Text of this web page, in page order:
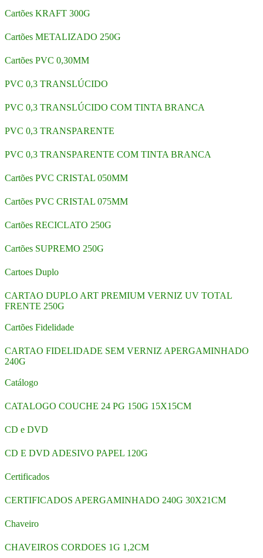
Cartões KRAFT 300G
Cartões METALIZADO 250G
Cartões PVC 0,30MM
PVC 0,3 TRANSLÚCIDO
PVC 0,3 TRANSLÚCIDO COM TINTA BRANCA
PVC 0,3 TRANSPARENTE
PVC 0,3 TRANSPARENTE COM TINTA BRANCA
Cartões PVC CRISTAL 050MM
Cartões PVC CRISTAL 075MM
Cartões RECICLATO 250G
Cartões SUPREMO 250G
Cartoes Duplo
CARTAO DUPLO ART PREMIUM VERNIZ UV TOTAL
FRENTE 250G
Cartões Fidelidade
CARTAO FIDELIDADE SEM VERNIZ APERGAMINHADO
240G
Catálogo
CATALOGO COUCHE 24 PG 150G 15X15CM
CD e DVD
CD E DVD ADESIVO PAPEL 120G
Certificados
CERTIFICADOS APERGAMINHADO 240G 30X21CM
Chaveiro
CHAVEIROS CORDOES 1G 1,2CM